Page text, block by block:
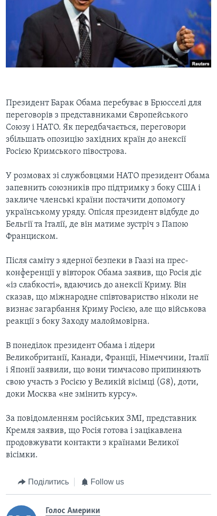
СУСПІЛЬСТВО
ЕКОНОМІКА
ІСТОРІЇ УСПІХУ УКРАЇНЦІВ
ТЕЛЕПРОГРАМИ
ЧАС-TIME
БРИФІНГ ГОЛОСУ АМЕРИКИ
ПРАЙМ-ТАЙМ
ПОГЛЯД З ВАШИНГТОНА
ENGLISH
Learning English
Мови
Президент Барак Обама перебуває в Брюсселі для
переговорів з представниками Європейського
Союзу і НАТО. Як передбачається, переговори
збільшать опозицію західних країн до анексії
Росією Кримського півострова.
У розмовах зі службовцями НАТО президент Обама
запевнить союзників про підтримку з боку США і
закличе членські країни постачити допомогу
українському уряду. Опісля президент відбуде до
Бельгії та Італії, де він матиме зустріч з Папою
Франциском.
Після саміту з ядерної безпеки в Гаазі на прес-
конференції у вівторок Обама заявив, що Росія діє
«із слабкості», вдаючись до анексії Криму. Він
сказав, що міжнародне співтовариство ніколи не
визнає загарбання Криму Росією, але що військова
реакції з боку Заходу малоймовірна.
В понеділок президент Обама і лідери
Великобританії, Канади, Франції, Німеччини, Італії
і Японії заявили, що вони тимчасово припиняють
свою участь з Росією у Великій вісімці (G8), доти,
доки Москва «не змінить курсу».
За повідомленням російських ЗМІ, представник
Кремля заявив, що Росія готова і зацікавлена
продовжувати контакти з країнами Великої
вісімки.
Поділитись Follow us
Голос Америки